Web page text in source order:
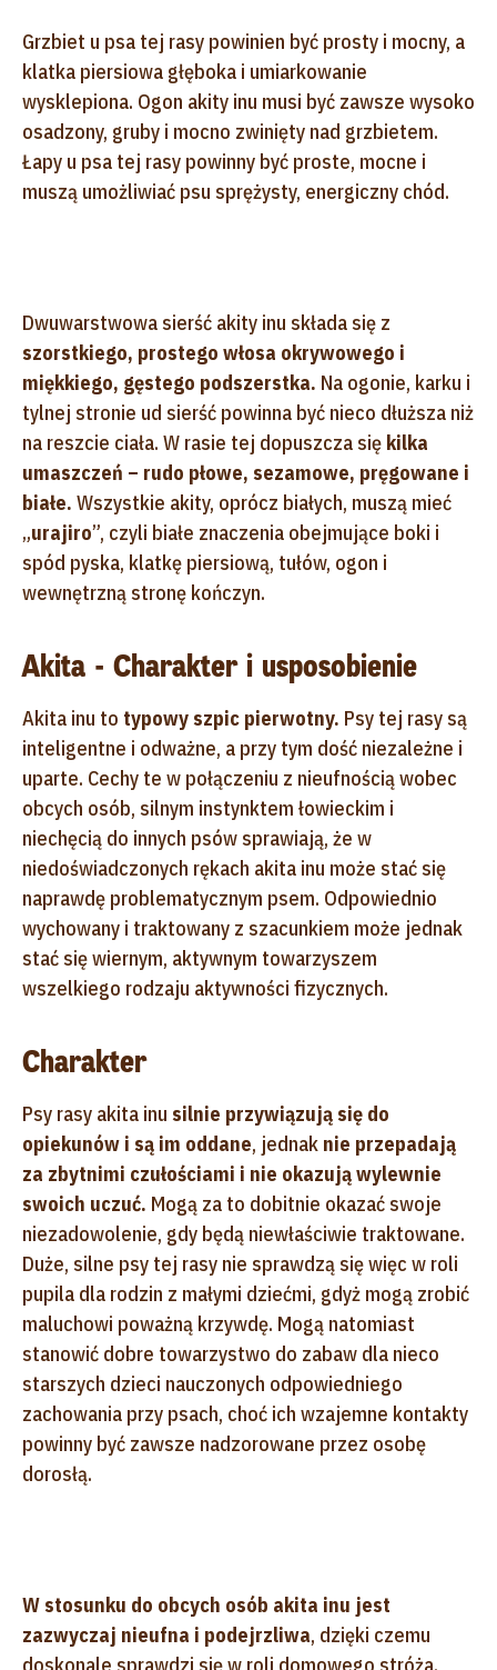
Grzbiet u psa tej rasy powinien być prosty i mocny, a
klatka piersiowa głęboka i umiarkowanie
wysklepiona. Ogon akity inu musi być zawsze wysoko
osadzony, gruby i mocno zwinięty nad grzbietem.
Łapy u psa tej rasy powinny być proste, mocne i
muszą umożliwiać psu sprężysty, energiczny chód.
Dwuwarstwowa sierść akity inu składa się z
szorstkiego, prostego włosa okrywowego i
miękkiego, gęstego podszerstka. Na ogonie, karku i
tylnej stronie ud sierść powinna być nieco dłuższa niż
na reszcie ciała. W rasie tej dopuszcza się kilka
umaszczeń – rudo płowe, sezamowe, pręgowane i
białe. Wszystkie akity, oprócz białych, muszą mieć
„urajiro”, czyli białe znaczenia obejmujące boki i
spód pyska, klatkę piersiową, tułów, ogon i
wewnętrzną stronę kończyn.
Akita - Charakter i usposobienie
Akita inu to typowy szpic pierwotny. Psy tej rasy są
inteligentne i odważne, a przy tym dość niezależne i
uparte. Cechy te w połączeniu z nieufnością wobec
obcych osób, silnym instynktem łowieckim i
niechęcią do innych psów sprawiają, że w
niedoświadczonych rękach akita inu może stać się
naprawdę problematycznym psem. Odpowiednio
wychowany i traktowany z szacunkiem może jednak
stać się wiernym, aktywnym towarzyszem
wszelkiego rodzaju aktywności fizycznych.
Charakter
Psy rasy akita inu silnie przywiązują się do
opiekunów i są im oddane, jednak nie przepadają
za zbytnimi czułościami i nie okazują wylewnie
swoich uczuć. Mogą za to dobitnie okazać swoje
niezadowolenie, gdy będą niewłaściwie traktowane.
Duże, silne psy tej rasy nie sprawdzą się więc w roli
pupila dla rodzin z małymi dziećmi, gdyż mogą zrobić
maluchowi poważną krzywdę. Mogą natomiast
stanowić dobre towarzystwo do zabaw dla nieco
starszych dzieci nauczonych odpowiedniego
zachowania przy psach, choć ich wzajemne kontakty
powinny być zawsze nadzorowane przez osobę
dorosłą.
W stosunku do obcych osób akita inu jest
zazwyczaj nieufna i podejrzliwa, dzięki czemu
doskonale sprawdzi się w roli domowego stróża.